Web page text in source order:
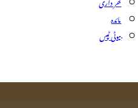
مائدہ
بیوٹی ٹپس